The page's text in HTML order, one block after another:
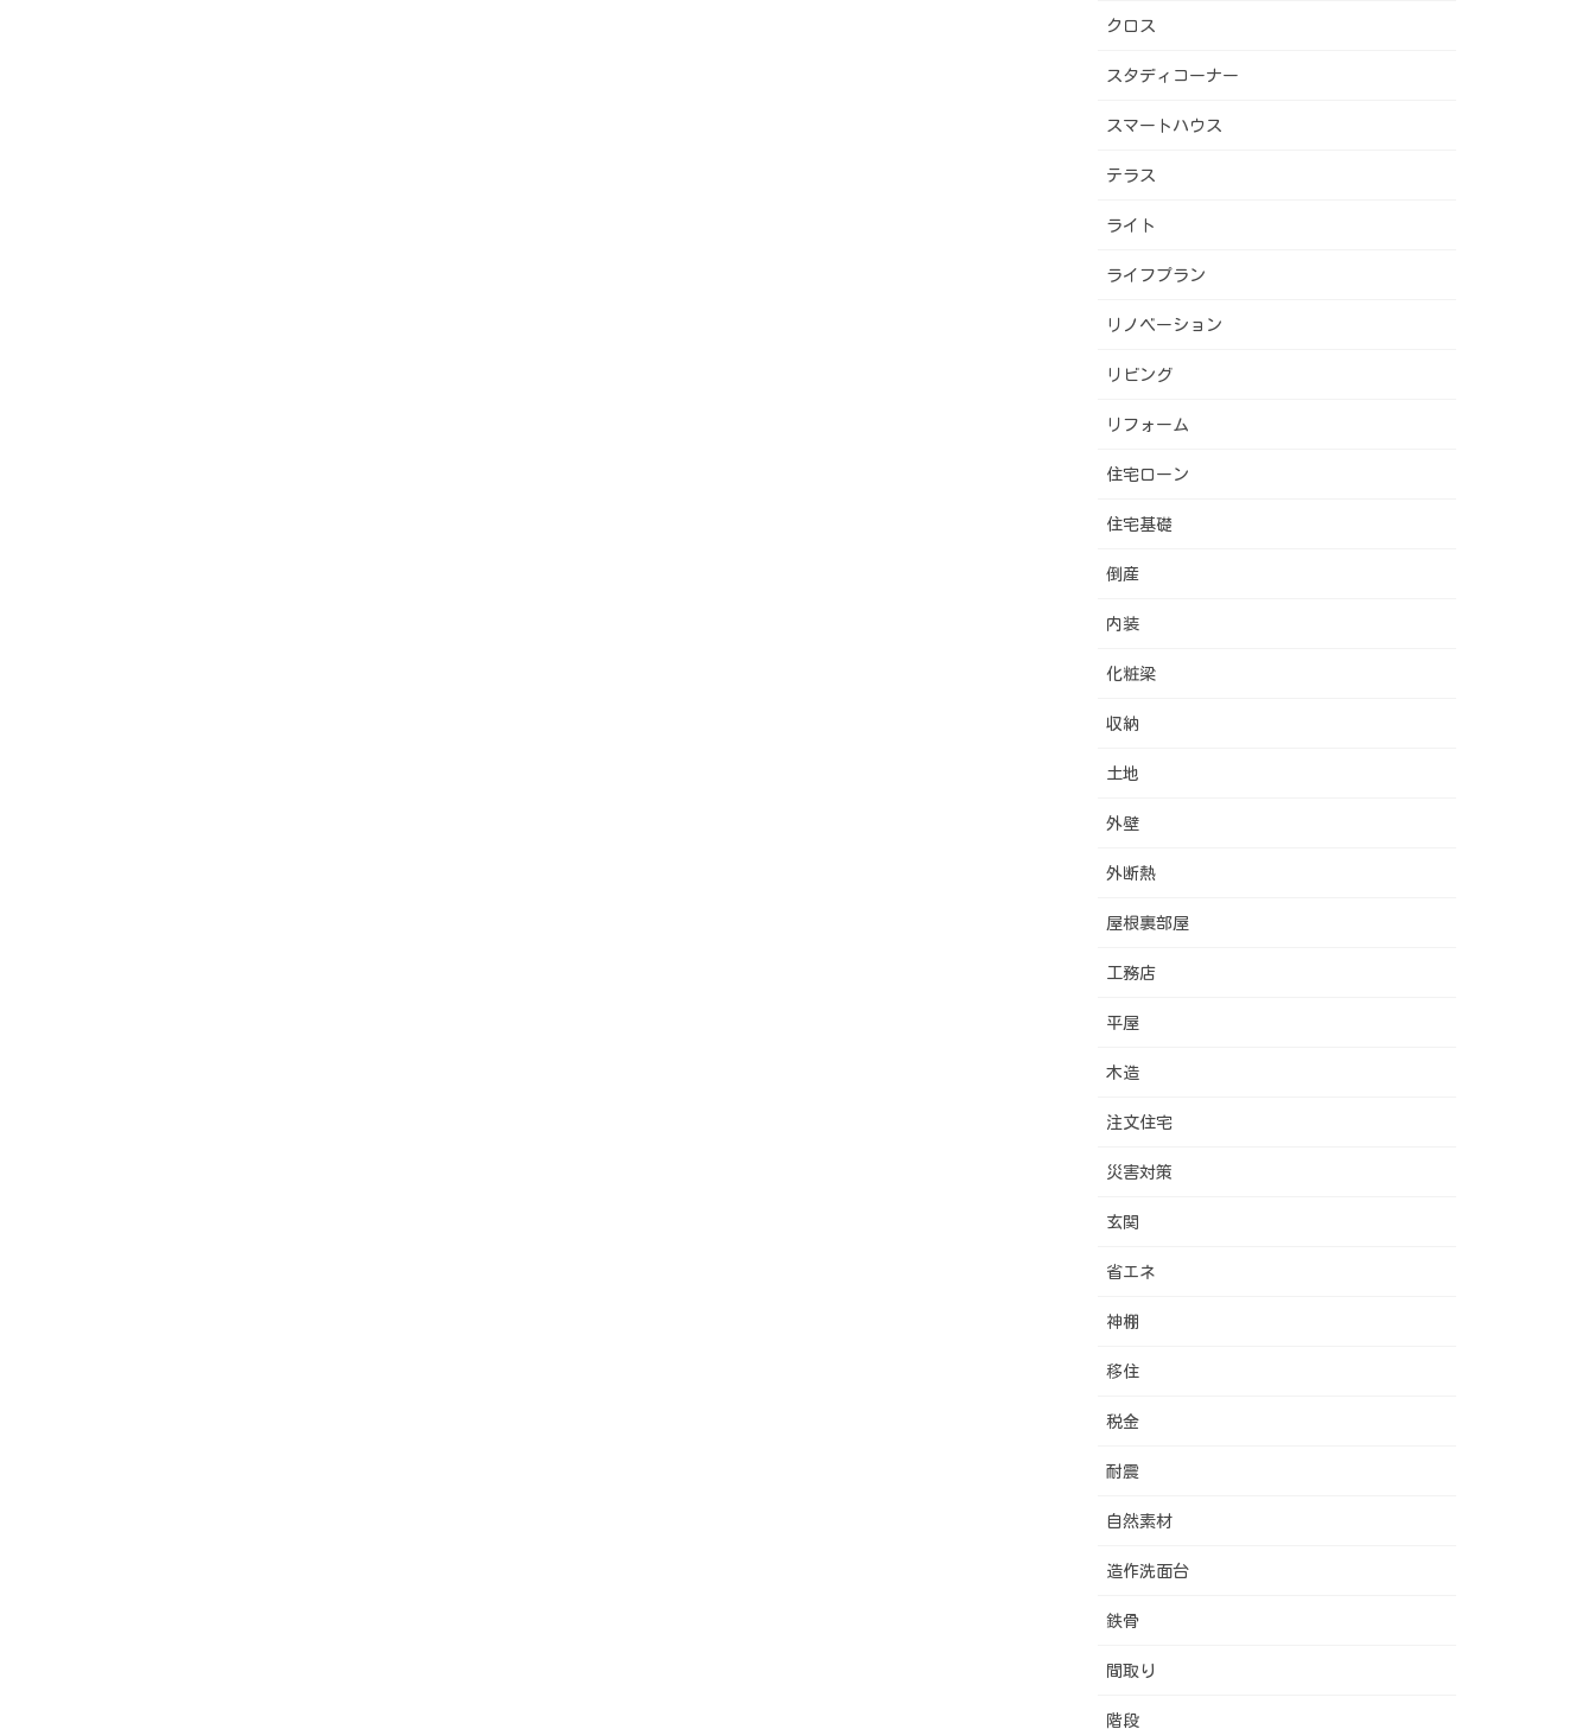
クロス
スタディコーナー
スマートハウス
テラス
ライト
ライフプラン
リノベーション
リビング
リフォーム
住宅ローン
住宅基礎
倒産
内装
化粧梁
収納
土地
外壁
外断熱
屋根裏部屋
工務店
平屋
木造
注文住宅
災害対策
玄関
省エネ
神棚
移住
税金
耐震
自然素材
造作洗面台
鉄骨
間取り
階段